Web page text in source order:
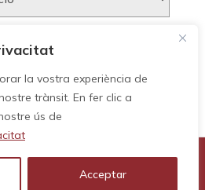
la vostra experiència de
trànsit. En fer clic a
ús de
Acceptar
els drets reservats